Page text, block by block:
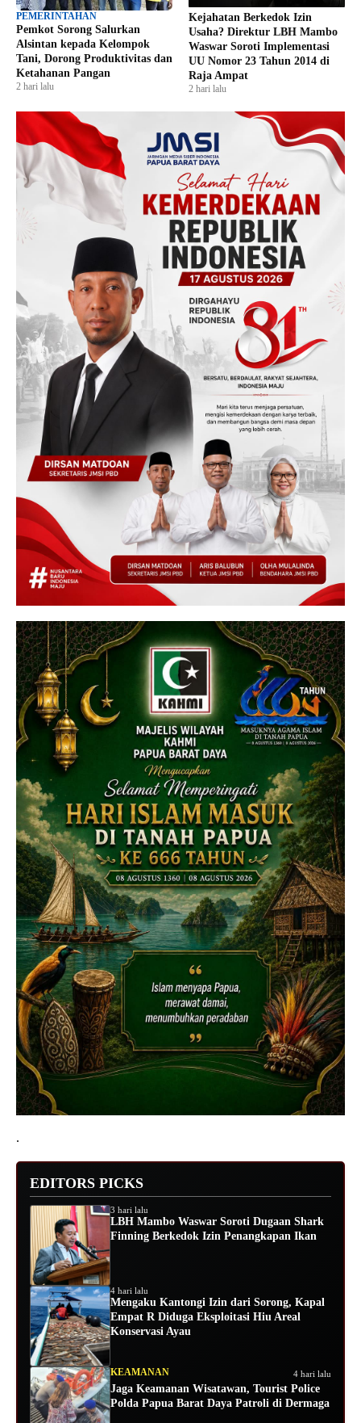
PEMERINTAHAN
Pemkot Sorong Salurkan
Alsintan kepada Kelompok
Tani, Dorong Produktivitas dan
Ketahanan Pangan
2 hari lalu
Kejahatan Berkedok Izin
Usaha? Direktur LBH Mambo
Waswar Soroti Implementasi
UU Nomor 23 Tahun 2014 di
Raja Ampat
2 hari lalu
.
EDITORS PICKS
3 hari lalu
LBH Mambo Waswar Soroti Dugaan Shark
Finning Berkedok Izin Penangkapan Ikan
4 hari lalu
Mengaku Kantongi Izin dari Sorong, Kapal
Empat R Diduga Eksploitasi Hiu Areal
Konservasi Ayau
KEAMANAN 4 hari lalu
Jaga Keamanan Wisatawan, Tourist Police
Polda Papua Barat Daya Patroli di Dermaga